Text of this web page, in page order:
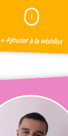
I
+ Ajouter à la wishlist